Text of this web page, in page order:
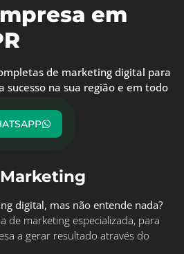
em
de marketing digital para
sucesso na sua região e em todo
digital, mas não entende nada?
de marketing especializada, para
a gerar resultado através do